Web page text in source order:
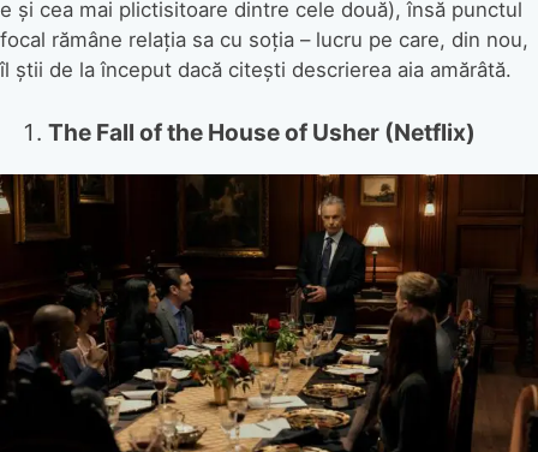
e și cea mai plictisitoare dintre cele două), însă punctul
focal rămâne relația sa cu soția – lucru pe care, din nou,
îl știi de la început dacă citești descrierea aia amărâtă.
The Fall of the House of Usher (Netflix)